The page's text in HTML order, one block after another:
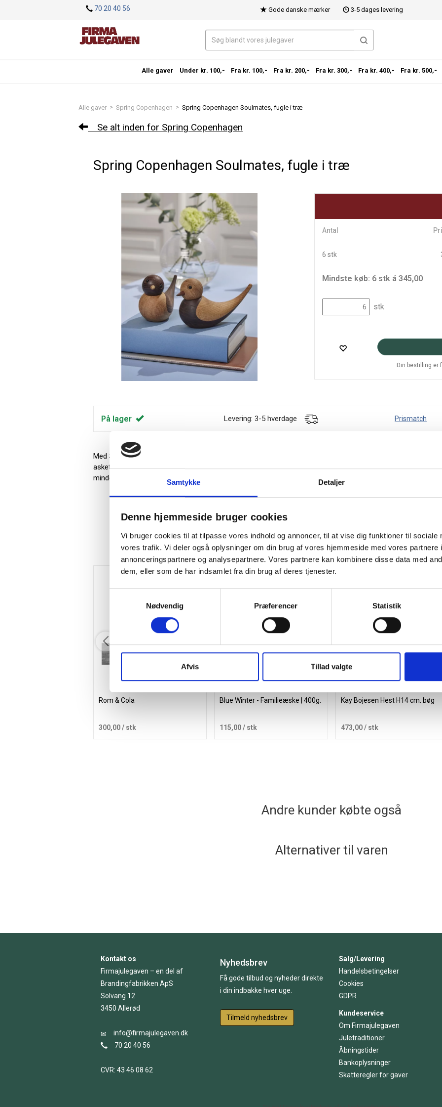
Samtykke Detaljer
Denne hjemmeside bruger cookies
Vi bruger cookies til at tilpasse vores indhold og annoncer, til at vise dig funktioner til sociale
vores trafik. Vi deler også oplysninger om din brug af vores hjemmeside med vores partnere
annonceringspartnere og analysepartnere. Vores partnere kan kombinere disse data med
dem, eller som de har indsamlet fra din brug af deres tjenester.
Nødvendig
Præferencer Statistik
Afvis Tillad valgte
Alle gaver > Spring Copenhagen > Spring Copenhagen Soulmates, fugle i træ
Se alt inden for Spring Copenhagen
Spring Copenhagen Soulmates, fugle i træ
Antal
6 stk
Mindste køb: 6 stk á 345,00
stk
Din bestilling er
På lager Levering: 3-5 hverdage Prismatch
Med Spring Copenhagen Soulmates får du en firmagave, der både er dekorativ og meningsfuld. Figuren er
asketræ, og leveres i H: 7, B: 5, L: 14 (cm), hvilket giver et raffineret udtryk. Perfekt som receptionsgave,
mindeværdigt. Det tidløse design gør den til et varigt minde i både hjem og på arbejdspladsen.
Andre købte også
Rom & Cola
300,00/ stk
Blue Winter - Familieæske | 400g.
115,00 / stk
Kay Bojesen Hest H14 cm. bøg
473,00 / stk
Andre kunder købte også
Alternativer til varen
70 20 40 56 Gode danske mærker 3-5 dages levering
Alle gaver Under kr. 100,- Fra kr. 100,- Fra kr. 200,- Fra kr. 300,- Fra kr. 400,- Fra kr. 500,-
Kontakt os
Firmajulegaven – en del af
Brandingfabrikken ApS
Solvang 12
3450 Allerød
info@firmajulegaven.dk
70 20 40 56
CVR: 43 46 08 62
Nyhedsbrev
Få gode tilbud og nyheder direkte
i din indbakke hver uge.
Tilmeld nyhedsbrev
Salg/Levering
Handelsbetingelser
Cookies
GDPR
Kundeservice
Om Firmajulegaven
Juletraditioner
Åbningstider
Bankoplysninger
Skatteregler for gaver